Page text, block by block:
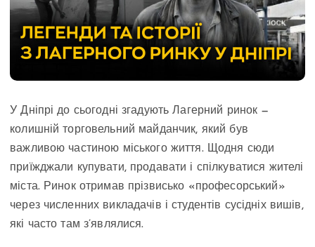
У Дніпрі до сьогодні згадують Лагерний ринок —
колишній торговельний майданчик, який був
важливою частиною міського життя. Щодня сюди
приїжджали купувати, продавати і спілкуватися жителі
міста. Ринок отримав прізвисько «професорський»
через численних викладачів і студентів сусідніх вишів,
які часто там з’являлися.